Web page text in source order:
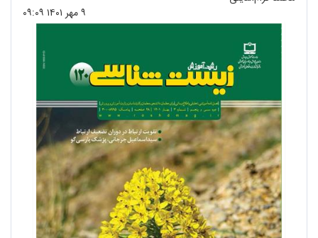
۹ مهر ۱۴۰۱
۰۹:۰۹